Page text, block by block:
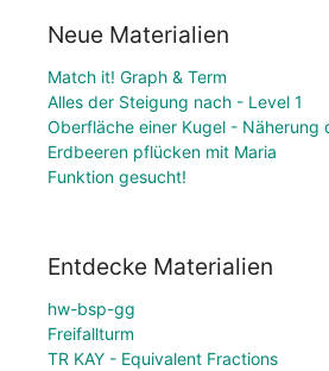
Neue Materialien
Match it! Graph & Term
Alles der Steigung nach - Level 1
Oberfläche einer Kugel - Näherung
Erdbeeren pflücken mit Maria
Funktion gesucht!
Entdecke Materialien
hw-bsp-gg
Freifallturm
TR KAY - Equivalent Fractions